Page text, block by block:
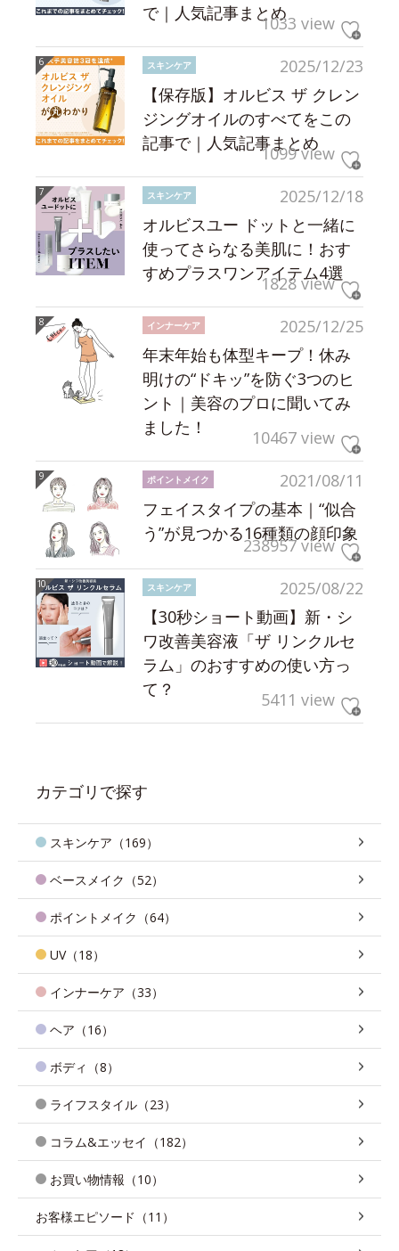
で｜人気記事まとめ1033 view
2025/12/23
スキンケア
【保存版】オルビス ザ クレン
ジングオイルのすべてをこの
記事で｜人気記事まとめ
1099 view
2025/12/18
スキンケア
オルビスユー ドットと一緒に
使ってさらなる美肌に！おす
すめプラスワンアイテム4選
1828 view
2025/12/25
インナーケア
年末年始も体型キープ！休み
明けの“ドキッ”を防ぐ3つのヒ
ント｜美容のプロに聞いてみ
ました！
10467 view
2021/08/11
ポイントメイク
フェイスタイプの基本｜“似合
う”が見つかる16種類の顔印象
238957 view
2025/08/22
スキンケア
【30秒ショート動画】新・シ
ワ改善美容液「ザ リンクルセ
ラム」のおすすめの使い方っ
て？
5411 view
カテゴリで探す
スキンケア（169）
ベースメイク（52）
ポイントメイク（64）
UV（18）
インナーケア（33）
ヘア（16）
ボディ（8）
ライフスタイル（23）
コラム&エッセイ（182）
お買い物情報（10）
お客様エピソード（11）